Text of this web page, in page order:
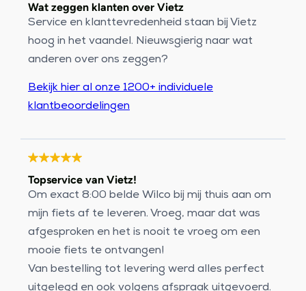
Wat zeggen klanten over Vietz
Service en klanttevredenheid staan bij Vietz
hoog in het vaandel. Nieuwsgierig naar wat
anderen over ons zeggen?
Bekijk hier al onze 1200+ individuele
klantbeoordelingen
Topservice van Vietz!
Om exact 8:00 belde Wilco bij mij thuis aan om
mijn fiets af te leveren. Vroeg, maar dat was
afgesproken en het is nooit te vroeg om een
mooie fiets te ontvangen!
Van bestelling tot levering werd alles perfect
uitgelegd en ook volgens afspraak uitgevoerd.